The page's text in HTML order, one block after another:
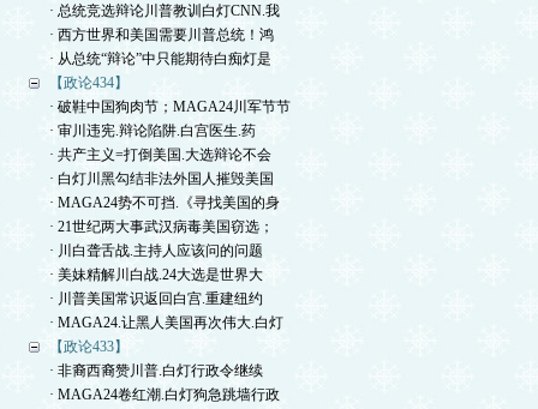
· 总统竞选辩论川普教训白灯CNN.我
· 西方世界和美国需要川普总统！鸿
· 从总统“辩论”中只能期待白痴灯是
【政论434】
· 破鞋中国狗肉节；MAGA24川军节节
· 审川违宪.辩论陷阱.白宫医生.药
· 共产主义=打倒美国.大选辩论不会
· 白灯川黑勾结非法外国人摧毁美国
· MAGA24势不可挡.《寻找美国的身
· 21世纪两大事武汉病毒美国窃选；
· 川白聋舌战.主持人应该问的问题
· 美妹精解川白战.24大选是世界大
· 川普美国常识返回白宫.重建纽约
· MAGA24.让黑人美国再次伟大.白灯
【政论433】
· 非裔西裔赞川普.白灯行政令继续
· MAGA24卷红潮.白灯狗急跳墙行政